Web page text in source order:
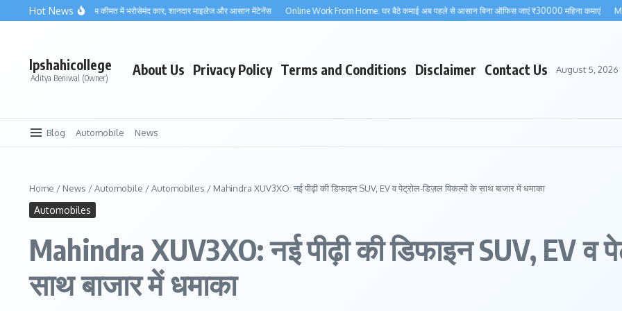
Skip to content
Hot News
800 2025: कम कीमत में भरोसेमंद कार, शानदार माइलेज और आसान मेंटेनेंस Online Work From Home: घर बैठे कमाई अब पहले से आसान बिना ऑफिस जाएं ₹30000 महिना कमाएं Maruti
lpshahicollege
Aditya Beniwal (Owner) About Us Privacy Policy Terms and Conditions Disclaimer Contact Us August 5, 2026
Blog Automobile News
Home / News /Automobile /Automobiles / Mahindra XUV3XO: नई पीढ़ी की डिफाइन SUV, EV व पेट्रोल-डिज़ल विकल्पों के साथ बाजार में धमाका
Automobiles
Mahindra XUV3XO: नई पीढ़ी की डिफाइन SUV, EV व
साथ बाजार में धमाका